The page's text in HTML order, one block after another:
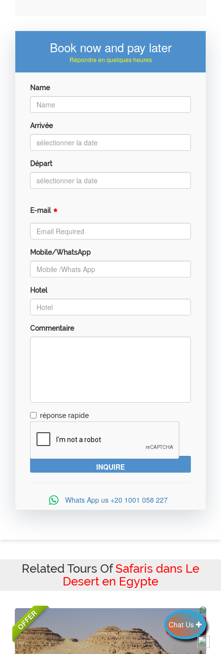
Book now and pay later
Répondre en quelques heures
Name
Arrivée
Départ
E-mail *
Mobile/WhatsApp
Hotel
Commentaire
réponse rapide
Whats App us +20 1001 058 227
Related Tours OfSafaris dans Le
Desert en Egypte
OFFER 1100$
Chat Us